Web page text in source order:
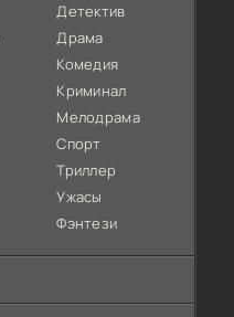
Детектив
Драма
Комедия
Криминал
Мелодрама
Спорт
Триллер
Ужасы
Фэнтези